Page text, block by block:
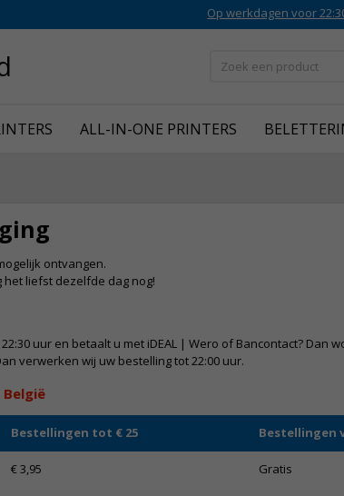
Op werkdagen voor
ALL-IN-ONE PRINTERS
ontvangen.
liefst dezelfde dag nog!
uur en betaalt u met iDEAL | Wero of Bancontact? Dan
verwerken wij uw bestelling tot 22:00 uur.
Bestellingen tot € 25 Bestellingen
€ 3,95 Gratis